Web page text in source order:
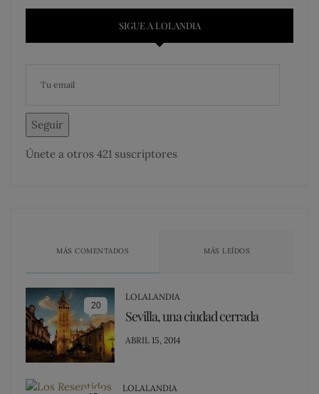
SIGUE A LOLANDIA
Seguir
Únete a otros 421 suscriptores
MÁS COMENTADOS MÁS LEÍDOS
20
LOLALANDIA
Sevilla, una ciudad cerrada
POSTED
ABRIL 15, 2014
LOLALANDIA